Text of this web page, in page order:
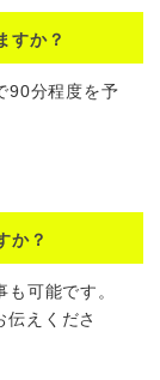
すか？
90分程度を予
か？
可能です。
伝えくださ